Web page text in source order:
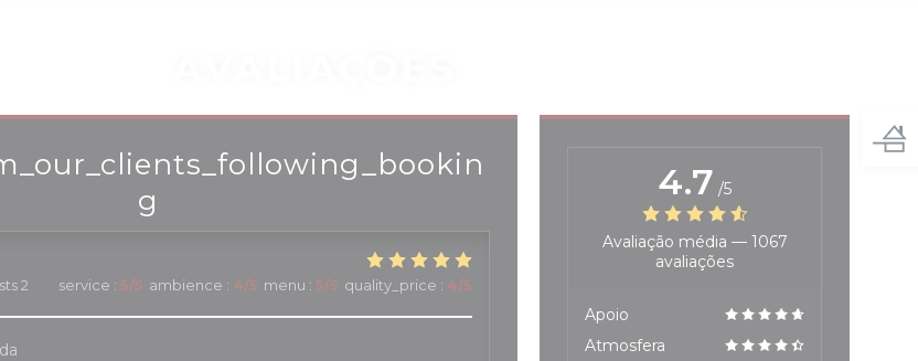
g
2 service : 5/5 ambience : 4/5 menu : 5/5 quality_price : 4/5
4.7 /5
Avaliação média — 1067
avaliações
Apoio
Atmosfera